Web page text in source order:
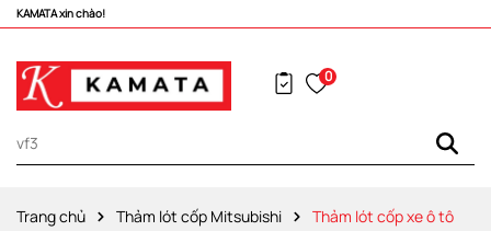
Vô vàng khuyến mãi hấp dẫn đang chờ đợi bạn!
0
Trang chủ Thảm lót cốp Mitsubishi
Thảm lót cốp xe ô tô